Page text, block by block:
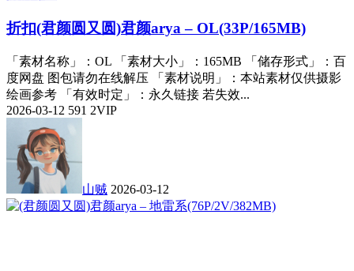
折扣(君颜圆又圆)君颜arya – OL(33P/165MB)
「素材名称」：OL 「素材大小」：165MB 「储存形式」：百
度网盘 图包请勿在线解压 「素材说明」：本站素材仅供摄影
绘画参考 「有效时定」：永久链接 若失效...
2026-03-12 591 2VIP
山贼 2026-03-12